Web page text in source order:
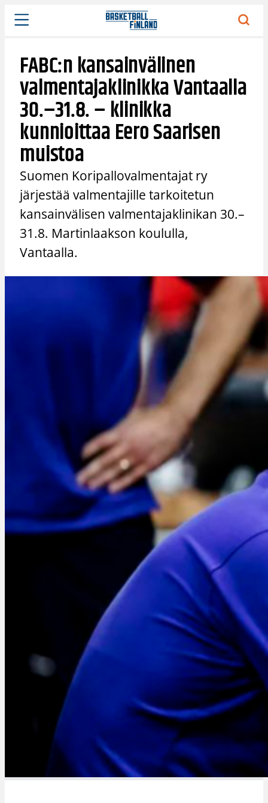
Siirry
sisältöön
FABC:n kansainvälinen
valmentajaklinikka Vantaalla
30.–31.8. – klinikka
kunnioittaa Eero Saarisen
muistoa
Suomen Koripallovalmentajat ry
järjestää valmentajille tarkoitetun
kansainvälisen valmentajaklinikan 30.–
31.8. Martinlaakson koululla,
Vantaalla.